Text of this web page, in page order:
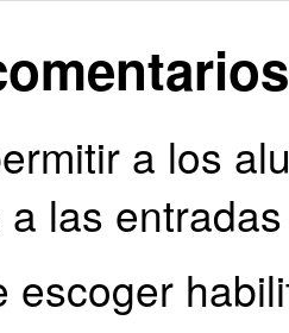
a los
las
escoger